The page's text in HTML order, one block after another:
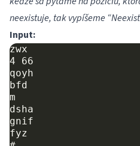
neexistuje, tak vypíšeme
Input:
zwx
4 66
qoyh
bfd
m
dsha
gnif
fyz